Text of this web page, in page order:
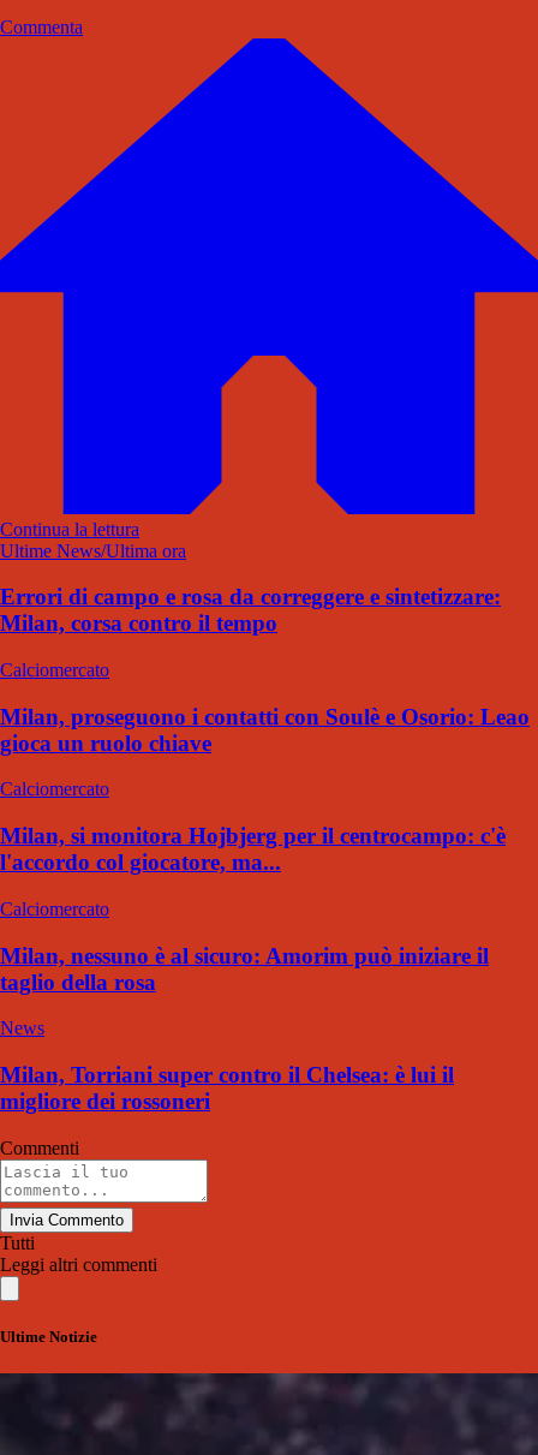
Commenta
Continua la lettura
Ultime News/Ultima ora
Errori di campo e rosa da correggere e sintetizzare:
Milan, corsa contro il tempo
Calciomercato
Milan, proseguono i contatti con Soulè e Osorio: Leao
gioca un ruolo chiave
Calciomercato
Milan, si monitora Hojbjerg per il centrocampo: c'è
l'accordo col giocatore, ma...
Calciomercato
Milan, nessuno è al sicuro: Amorim può iniziare il
taglio della rosa
News
Milan, Torriani super contro il Chelsea: è lui il
migliore dei rossoneri
Commenti
Invia Commento
Tutti
Leggi altri commenti
Ultime Notizie